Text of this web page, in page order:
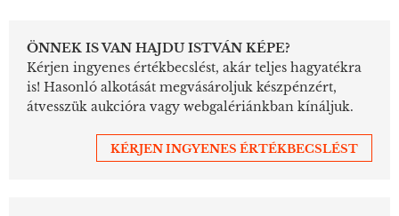
ÖNNEK IS VAN HAJDU ISTVÁN KÉPE?
Kérjen ingyenes értékbecslést, akár teljes hagyatékra
is! Hasonló alkotását megvásároljuk készpénzért,
átvesszük aukcióra vagy webgalériánkban kínáljuk.
KÉRJEN INGYENES ÉRTÉKBECSLÉST